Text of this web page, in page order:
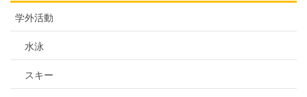
学外活動
水泳
スキー